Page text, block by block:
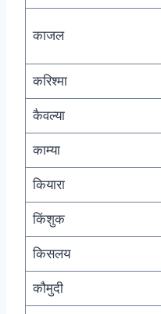
काजल
करिश्मा
कैवल्या
काम्या
कियारा
किंशुक
किसलय
कौमुदी